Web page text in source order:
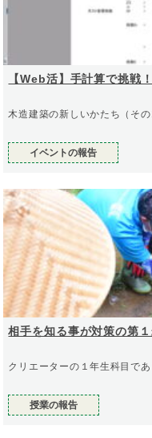
【Web活】手計算で挑
木造建築の新しいかたち（そ
イベントの報告
相手を知る事が対策の第
クリエーターの１年生科目で
授業の報告